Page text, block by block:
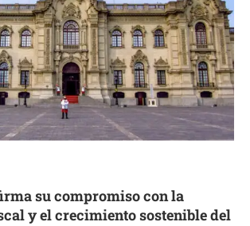
su compromiso con la
y el crecimiento sostenible del